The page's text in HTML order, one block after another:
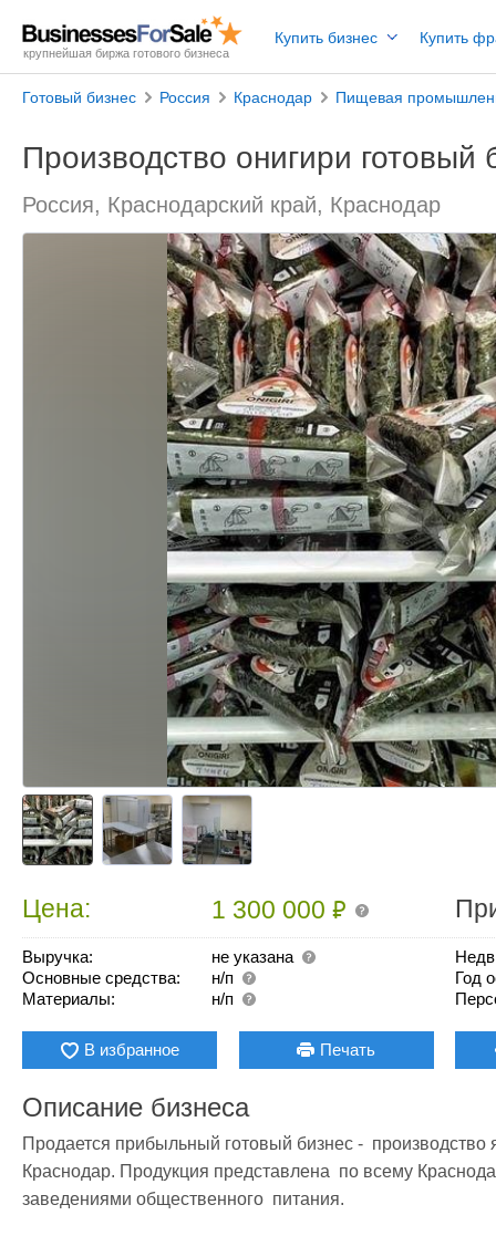
крупнейшая биржа готового бизнеса
Купить бизнес Купить
Готовый бизнес Россия Краснодар Пищевая
Производство онигири готовый
Россия, Краснодарский край, Краснодар
Цена: 1 300 000₽
Выручка:
не указана
Основные средства:
н/п
Материалы:
н/п
Год
В избранное Печать
Описание бизнеса
Продается прибыльный готовый бизнес -  производство
Краснодар. Продукция представлена  по всему
заведениями общественного  питания.